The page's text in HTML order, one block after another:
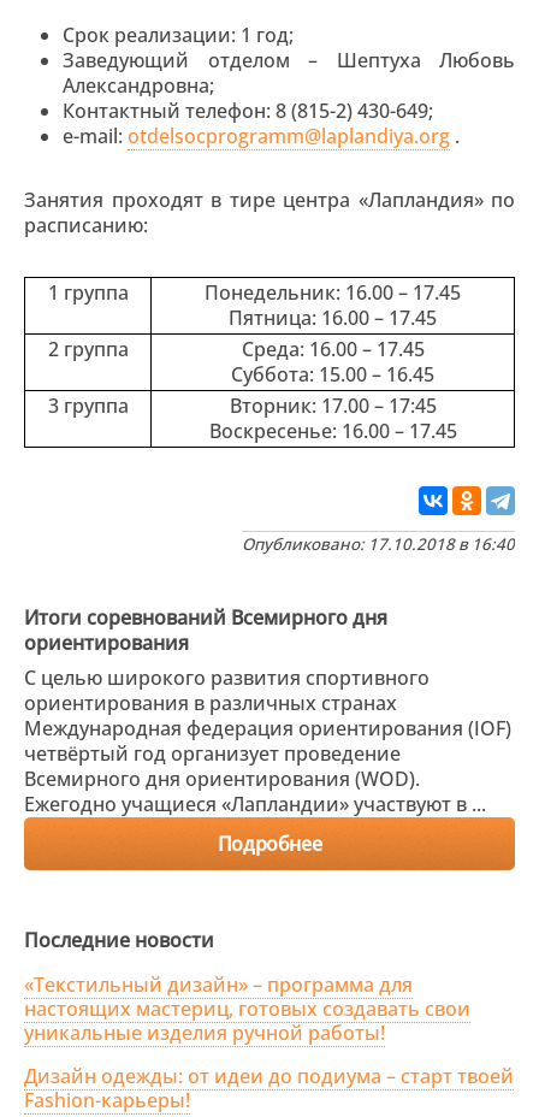
Срок реализации: 1 год;
Заведующий отделом – Шептуха Любовь
Александровна;
Контактный телефон: 8 (815-2) 430-649;
e-mail: otdelsocprogramm@laplandiya.org .
Занятия проходят в тире центра «Лапландия» по
расписанию:
1 группа
Понедельник: 16.00 – 17.45
Пятница: 16.00 – 17.45
2 группа
Среда: 16.00 – 17.45
Суббота: 15.00 – 16.45
3 группа
Вторник: 17.00 – 17:45
Воскресенье: 16.00 – 17.45
Опубликовано: 17.10.2018 в 16:40
Итоги соревнований Всемирного дня
ориентирования
С целью широкого развития спортивного
ориентирования в различных странах
Международная федерация ориентирования (IOF)
четвёртый год организует проведение
Всемирного дня ориентирования (WOD).
Ежегодно учащиеся «Лапландии» участвуют в ...
Подробнее
Последние новости
«Текстильный дизайн» – программа для
настоящих мастериц, готовых создавать свои
уникальные изделия ручной работы!
Дизайн одежды: от идеи до подиума – старт твоей
Fashion-карьеры!